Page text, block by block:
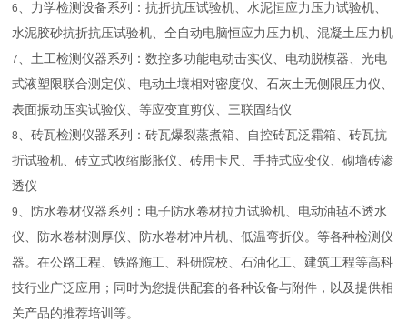
6、力学检测设备系列：抗折抗压试验机、水泥恒应力压力试验机、
水泥胶砂抗折抗压试验机、全自动电脑恒应力压力机、混凝土压力机
7、土工检测仪器系列：数控多功能电动击实仪、电动脱模器、光电
式液塑限联合测定仪、电动土壤相对密度仪、石灰土无侧限压力仪、
表面振动压实试验仪、等应变直剪仪、三联固结仪
8、砖瓦检测仪器系列：砖瓦爆裂蒸煮箱、自控砖瓦泛霜箱、砖瓦抗
折试验机、砖立式收缩膨胀仪、砖用卡尺、手持式应变仪、砌墙砖渗
透仪
9、防水卷材仪器系列：电子防水卷材拉力试验机、电动油毡不透水
仪、防水卷材测厚仪、防水卷材冲片机、低温弯折仪。等各种检测仪
器。在公路工程、铁路施工、科研院校、石油化工、建筑工程等高科
技行业广泛应用；同时为您提供配套的各种设备与附件，以及提供相
关产品的推荐培训等。